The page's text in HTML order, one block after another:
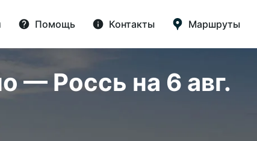
Помощь Контакты Маршруты
— Россь на 6 авг.